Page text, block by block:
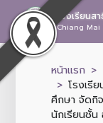
โรงเรียน
Chiang Mai
หน้าแรก
โรงเรี
ศึกษา จัดกิ
นักเรียนชั้น